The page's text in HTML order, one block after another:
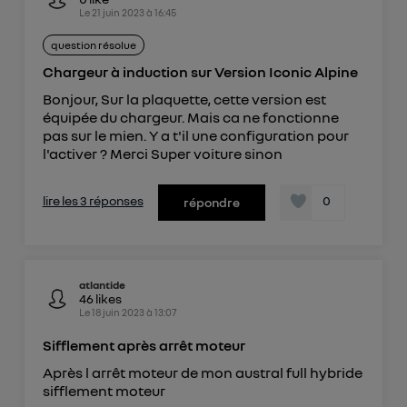
Le 21 juin 2023 à 16:45
question résolue
Chargeur à induction sur Version Iconic Alpine
Bonjour, Sur la plaquette, cette version est
équipée du chargeur. Mais ca ne fonctionne
pas sur le mien. Y a t'il une configuration pour
l'activer ? Merci Super voiture sinon
lire les 3 réponses répondre 0
atlantide
46 likes
Le18 juin 2023 à 13:07
Sifflement après arrêt moteur
Après l arrêt moteur de mon austral full hybride
sifflement moteur